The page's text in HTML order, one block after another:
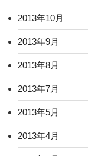
2013年10月
2013年9月
2013年8月
2013年7月
2013年5月
2013年4月